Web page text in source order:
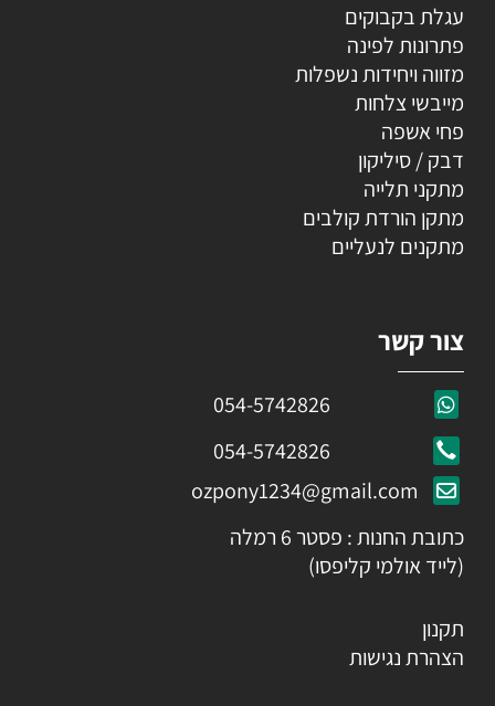
עגלת בקבוקים
פתרונות לפינה
מזווה ויחידות נשפלות
מייבשי צלחות
פחי אשפה
דבק / סיליקון
מתקני תלייה
מתקן הורדת קולבים
מתקנים לנעליים
צור קשר
054-5742826
054-5742826
ozpony1234@gmail.com
כתובת החנות : פסטר 6 רמלה
(לייד אולמי קליפסו)
תקנון
הצהרת נגישות